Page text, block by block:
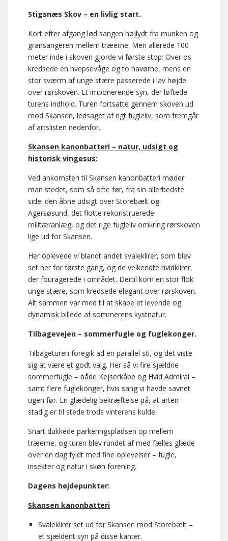
Stigsnæs Skov – en livlig start.
Kort efter afgang lød sangen højlydt fra munken og
gransangeren mellem træerne. Men allerede 100
meter inde i skoven gjorde vi første stop: Over os
kredsede en hvepsevåge og to havørne, mens en
stor sværm af unge stære passerede i lav højde
over rørskoven. Et imponerende syn, der løftede
turens indhold. Turen fortsatte gennem skoven ud
mod Skansen, ledsaget af rigt fugleliv, som fremgår
af artslisten nedenfor.
Skansen kanonbatteri – natur, udsigt og
historisk vingesus:
Ved ankomsten til Skansen kanonbatteri møder
man stedet, som så ofte før, fra sin allerbedste
side: den åbne udsigt over Storebælt og
Agersøsund, det flotte rekonstruerede
militæranlæg, og det rige fugleliv omkring rørskoven
lige ud for Skansen.
Her oplevede vi blandt andet svaleklirer, som blev
set her for første gang, og de velkendte hvidklirer,
der fouragerede i området. Dertil kom en stor flok
unge stære, som kredsede elegant over rørskoven.
Alt sammen var med til at skabe et levende og
dynamisk billede af sommerens kystnatur.
Tilbagevejen – sommerfugle og fuglekonger.
Tilbageturen foregik ad en parallel sti, og det viste
sig at være et godt valg. Her så vi fire sjældne
sommerfugle – både Kejserkåbe og Hvid Admiral –
samt flere fuglekonger, hvis sang vi havde savnet
ugen før. En glædelig bekræftelse på, at arten
stadig er til stede trods vinterens kulde.
Snart dukkede parkeringspladsen op mellem
træerne, og turen blev rundet af med fælles glæde
over en dag fyldt med fine oplevelser – fugle,
insekter og natur i skøn forening.
Dagens højdepunkter:
Skansen kanonbatteri
Svaleklirer set ud for Skansen mod Storebælt –
et sjældent syn på disse kanter.